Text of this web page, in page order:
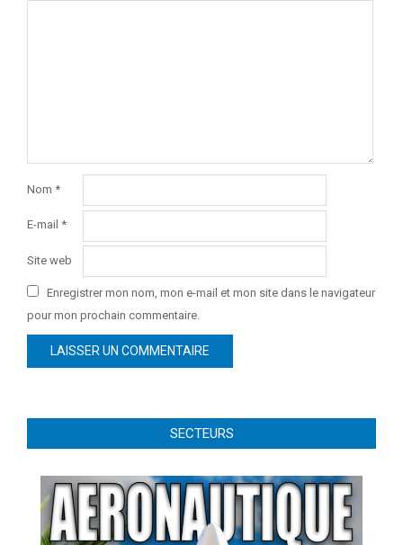
Nom *
E-mail *
Site web
Enregistrer mon nom, mon e-mail et mon site dans le navigateur
pour mon prochain commentaire.
SECTEURS